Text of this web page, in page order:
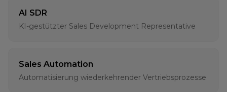
AI SDR
KI-gestützter Sales Development Representative
Sales Automation
Automatisierung wiederkehrender Vertriebsprozesse